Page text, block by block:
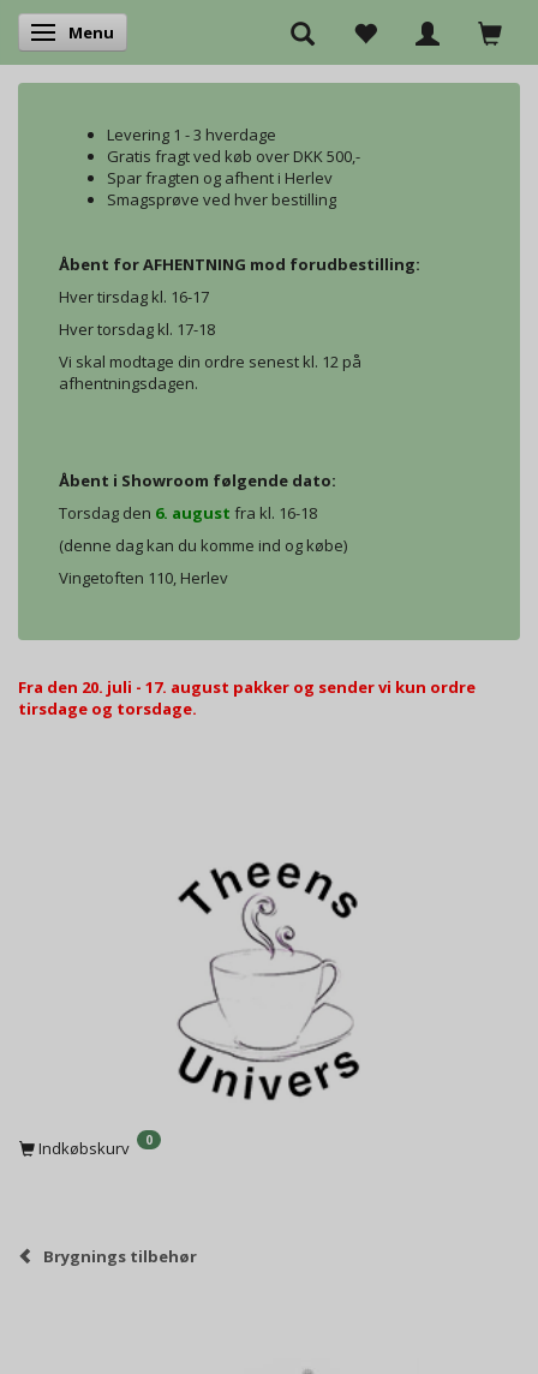
Skifte navigation
Menu
Levering 1 - 3 hverdage
Gratis fragt ved køb over DKK 500,-
Spar fragten og afhent i Herlev
Smagsprøve ved hver bestilling
Åbent for AFHENTNING mod forudbestilling:
Hver tirsdag kl. 16-17
Hver torsdag kl. 17-18
Vi skal modtage din ordre senest kl. 12 på
afhentningsdagen.
Åbent i Showroom følgende dato:
Torsdag den 6. august fra kl. 16-18
(denne dag kan du komme ind og købe)
Vingetoften 110, Herlev
Fra den 20. juli - 17. august pakker og sender vi kun ordre
tirsdage og torsdage.
Indkøbskurv 0
Brygnings tilbehør